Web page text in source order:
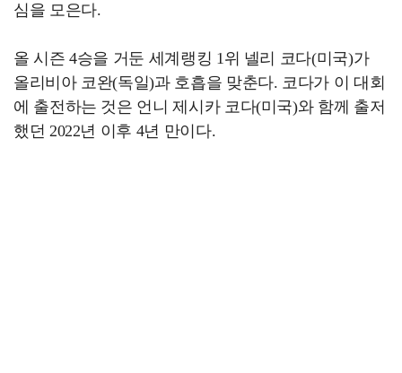
심을 모은다.
올 시즌 4승을 거둔 세계랭킹 1위 넬리 코다(미국)가
올리비아 코완(독일)과 호흡을 맞춘다. 코다가 이 대회
에 출전하는 것은 언니 제시카 코다(미국)와 함께 출저
했던 2022년 이후 4년 만이다.